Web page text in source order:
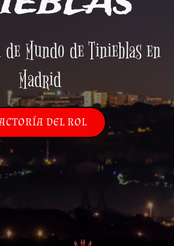
Mundo de Tinieblas en
Madrid
DEL ROL